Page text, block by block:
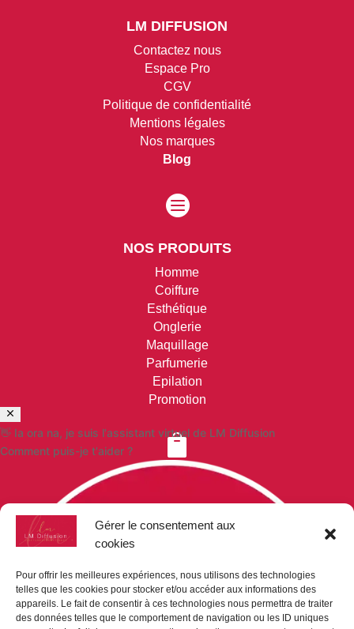
Gérer le consentement aux
cookies
Pour offrir les meilleures expériences, nous utilisons des technologies
telles que les cookies pour stocker et/ou accéder aux informations des
appareils. Le fait de consentir à ces technologies nous permettra de traiter
des données telles que le comportement de navigation ou les ID uniques
LM DIFFUSION
Contactez nous
Espace Pro
CGV
Politique de confidentialité
Mentions légales
Nos marques
Blog

NOS PRODUITS
Homme
Coiffure
Esthétique
Onglerie
Maquillage
Parfumerie
Epilation
Promotion

VOS COMMANDES
Mon compte

👋 Ia ora na, je suis l'assistant virtuel de LM Diffusion
Comment puis-je t'aider ?